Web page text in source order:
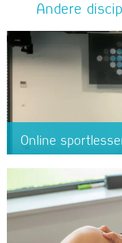
Andere
Online